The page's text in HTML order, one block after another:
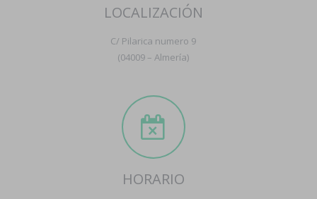
LOCALIZACIÓN
C/ Pilarica numero 9
(04009 – Almería)
HORARIO